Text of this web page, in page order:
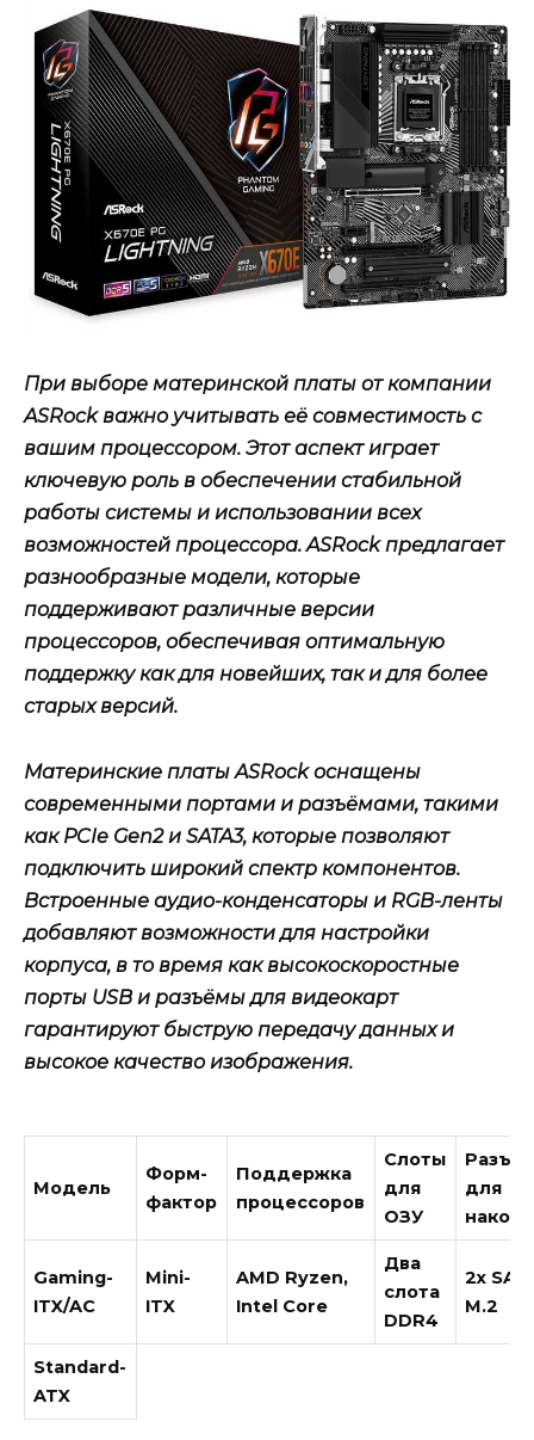
При выборе материнской платы от компании
ASRock важно учитывать её совместимость с
вашим процессором. Этот аспект играет
ключевую роль в обеспечении стабильной
работы системы и использовании всех
возможностей процессора. ASRock предлагает
разнообразные модели, которые
поддерживают различные версии
процессоров, обеспечивая оптимальную
поддержку как для новейших, так и для более
старых версий.
Материнские платы ASRock оснащены
современными портами и разъёмами, такими
как PCIe Gen2 и SATA3, которые позволяют
подключить широкий спектр компонентов.
Встроенные аудио-конденсаторы и RGB-ленты
добавляют возможности для настройки
корпуса, в то время как высокоскоростные
порты USB и разъёмы для видеокарт
гарантируют быструю передачу данных и
высокое качество изображения.
Модель
Форм-
фактор
Поддержка
процессоров
Слоты
для
ОЗУ
для
Gaming-
ITX/AC
Mini-
ITX
AMD Ryzen,
Intel Core
Два
слота
DDR4
2x
M.2
Standard-
ATX